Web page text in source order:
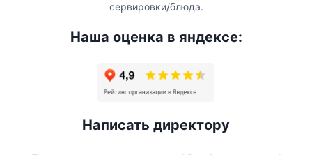
сервировки/блюда.
Наша оценка в яндексе:
Написать директору